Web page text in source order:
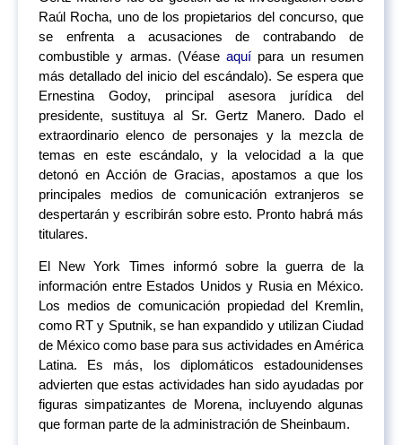
Raúl Rocha, uno de los propietarios del concurso, que
se enfrenta a acusaciones de contrabando de
combustible y armas. (Véaseaquí para un resumen
más detallado del inicio del escándalo). Se espera que
Ernestina Godoy, principal asesora jurídica del
presidente, sustituya al Sr. Gertz Manero. Dado el
extraordinario elenco de personajes y la mezcla de
temas en este escándalo, y la velocidad a la que
detonó en Acción de Gracias, apostamos a que los
principales medios de comunicación extranjeros se
despertarán y escribirán sobre esto. Pronto habrá más
titulares.
El New York Times informó sobre la guerra de la
información entre Estados Unidos y Rusia en México.
Los medios de comunicación propiedad del Kremlin,
como RT y Sputnik, se han expandido y utilizan Ciudad
de México como base para sus actividades en América
Latina. Es más, los diplomáticos estadounidenses
advierten que estas actividades han sido ayudadas por
figuras simpatizantes de Morena, incluyendo algunas
que forman parte de la administración de Sheinbaum.